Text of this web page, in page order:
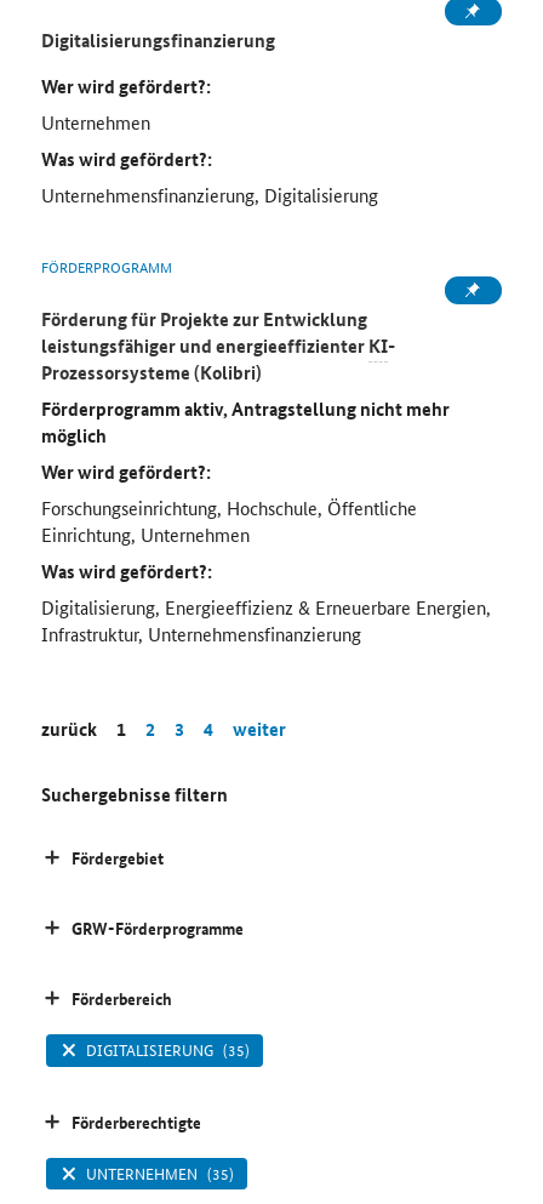
Digitalisierungsfinanzierung
Wer wird gefördert?:
Unternehmen
Was wird gefördert?:
Unternehmensfinanzierung, Digitalisierung
FÖRDERPROGRAMM
Förderung für Projekte zur Entwicklung
leistungsfähiger und energieeffizienterKI-
Prozessorsysteme (Kolibri)
Förderprogramm aktiv, Antragstellung nicht mehr
möglich
Wer wird gefördert?:
Forschungseinrichtung, Hochschule, Öffentliche
Einrichtung, Unternehmen
Was wird gefördert?:
Digitalisierung, Energieeffizienz & Erneuerbare Energien,
Infrastruktur, Unternehmensfinanzierung
zurück 1 2 3 4 weiter
Suchergebnisse filtern
Fördergebiet
GRW-Förderprogramme
Förderbereich
DIGITALISIERUNG (35)
Förderberechtigte
UNTERNEHMEN (35)